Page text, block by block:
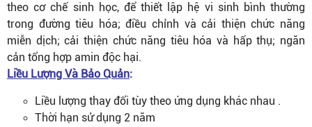
theo cơ chế sinh học, để thiết lập hệ vi sinh bình thường
trong đường tiêu hóa; điều chỉnh và cải thiện chức năng
miễn dịch; cải thiện chức năng tiêu hóa và hấp thụ; ngăn
cản tổng hợp amin độc hại.
Liều Lượng Và Bảo Quản:
Liều lượng thay đổi tùy theo ứng dụng khác nhau .
Thời hạn sử dụng 2 năm